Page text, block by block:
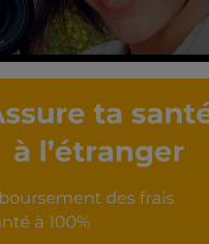
Découvrir cet interview